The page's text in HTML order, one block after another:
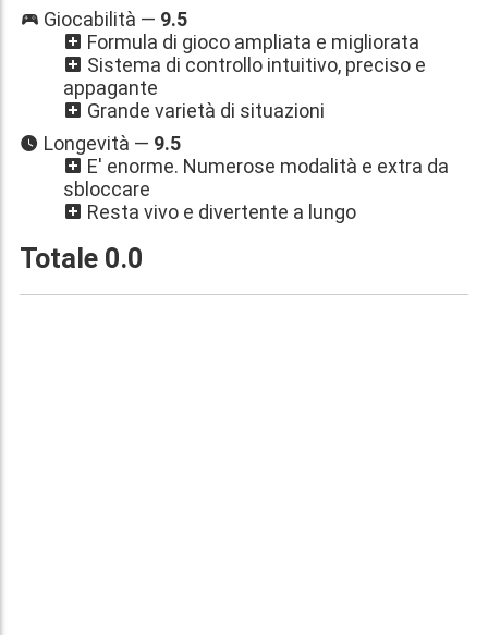
Giocabilità — 9.5
Formula di gioco ampliata e migliorata
Sistema di controllo intuitivo, preciso e
appagante
Grande varietà di situazioni
Longevità — 9.5
E' enorme. Numerose modalità e extra da
sbloccare
Resta vivo e divertente a lungo
Totale 0.0